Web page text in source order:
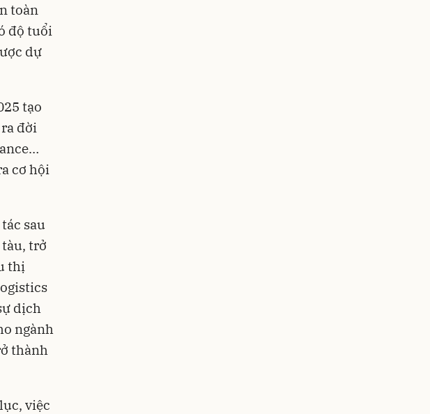
toàn
độ tuổi
dự
tạo
đời
cơ hội
sau
trở
thị
dịch
ngành
thành
việc